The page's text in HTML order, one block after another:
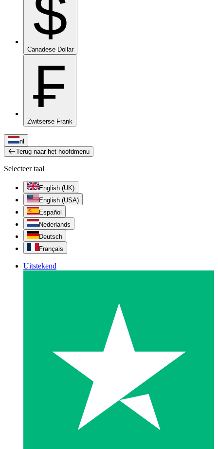
Canadese Dollar
₣
Zwitserse Frank
nl
Terug naar het hoofdmenu
Selecteer taal
English (UK)
English (USA)
Español
Nederlands
Deutsch
Français
Uitstekend